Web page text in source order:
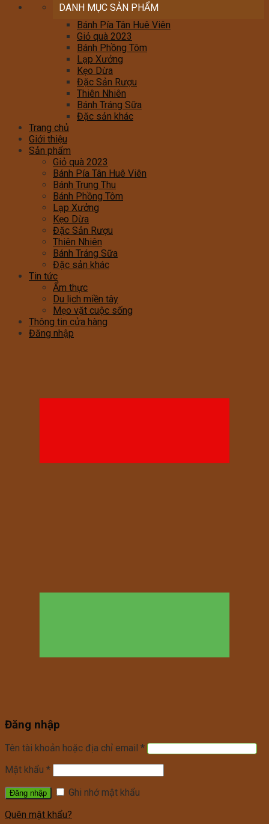
DANH MỤC SẢN PHẨM
Bánh Pía Tân Huê Viên
Giỏ quà 2023
Bánh Phồng Tôm
Lạp Xưởng
Kẹo Dừa
Đặc Sản Rượu
Thiên Nhiên
Bánh Tráng Sữa
Đặc sản khác
Trang chủ
Giới thiệu
Sản phẩm
Giỏ quà 2023
Bánh Pía Tân Huê Viên
Bánh Trung Thu
Bánh Phồng Tôm
Lạp Xưởng
Kẹo Dừa
Đặc Sản Rượu
Thiên Nhiên
Bánh Tráng Sữa
Đặc sản khác
Tin tức
Ẩm thực
Du lịch miền tây
Mẹo vặt cuộc sống
Thông tin cửa hàng
Đăng nhập
Đăng nhập
Tên tài khoản hoặc địa chỉ email *
Mật khẩu *
Ghi nhớ mật khẩu
Quên mật khẩu?